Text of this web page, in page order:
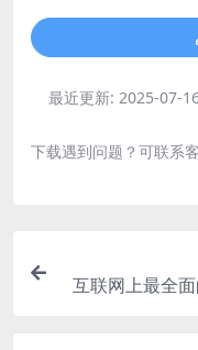
最近更新: 2025-07-
下载遇到问题？可联系
互联网上最全